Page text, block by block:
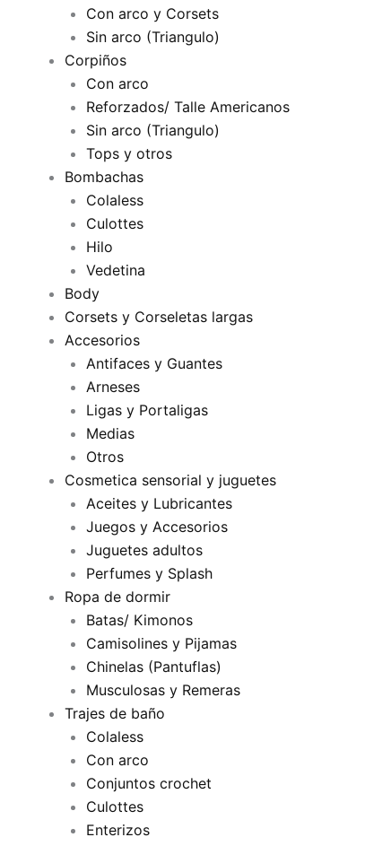
Con arco y Corsets
Sin arco (Triangulo)
Corpiños
Con arco
Reforzados/ Talle Americanos
Sin arco (Triangulo)
Tops y otros
Bombachas
Colaless
Culottes
Hilo
Vedetina
Body
Corsets y Corseletas largas
Accesorios
Antifaces y Guantes
Arneses
Ligas y Portaligas
Medias
Otros
Cosmetica sensorial y juguetes
Aceites y Lubricantes
Juegos y Accesorios
Juguetes adultos
Perfumes y Splash
Ropa de dormir
Batas/ Kimonos
Camisolines y Pijamas
Chinelas (Pantuflas)
Musculosas y Remeras
Trajes de baño
Colaless
Con arco
Conjuntos crochet
Culottes
Enterizos